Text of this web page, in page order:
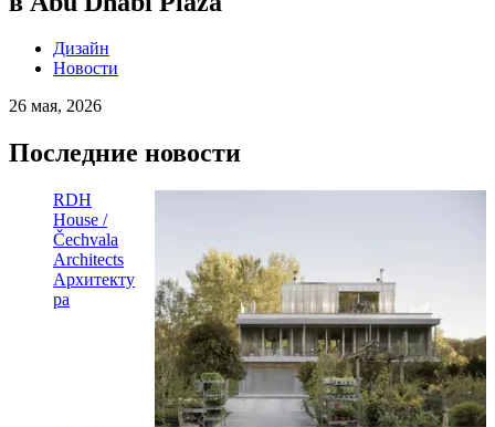
Дизайн
Новости
26 мая, 2026
Последние новости
RDH
House /
Čechvala
Architects
Архитекту
ра